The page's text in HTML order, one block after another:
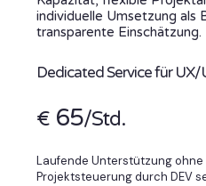
individuelle Umsetzung als
transparente Einschätzung.
Dedicated Service für UX/
€ 65/Std.
Laufende Unterstützung
Projektsteuerung durch DEV